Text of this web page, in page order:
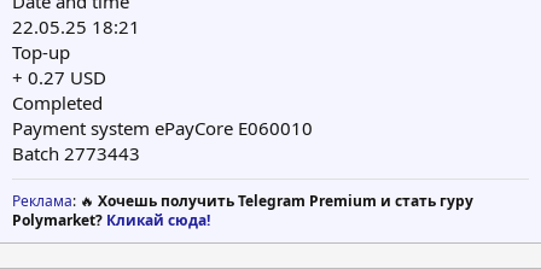
22.05.25 18:21
Top-up
+ 0.27 USD
Completed
Payment system ePayCore E060010
Batch 2773443
Реклама: 🔥 Хочешь получить Telegram Premium и стать гуру
Polymarket? Кликай сюда!